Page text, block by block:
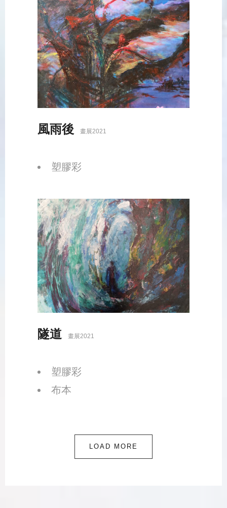
風雨後 畫展2021
塑膠彩
隧道 畫展2021
塑膠彩
布本
LOAD MORE